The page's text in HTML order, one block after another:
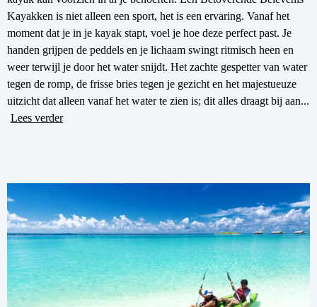
Kayakken is niet alleen een sport, het is een ervaring. Vanaf het
moment dat je in je kayak stapt, voel je hoe deze perfect past. Je
handen grijpen de peddels en je lichaam swingt ritmisch heen en
weer terwijl je door het water snijdt. Het zachte gespetter van water
tegen de romp, de frisse bries tegen je gezicht en het majestueuze
uitzicht dat alleen vanaf het water te zien is; dit alles draagt bij aan...
Lees verder